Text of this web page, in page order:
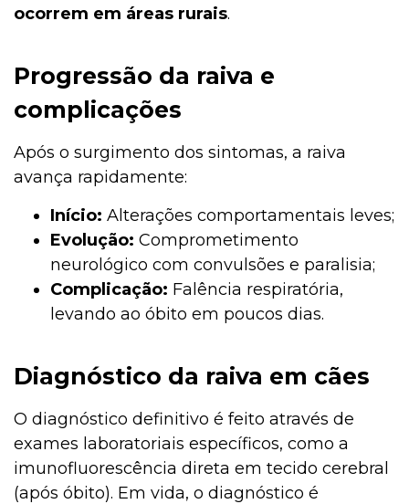
ocorrem em áreas rurais.
Progressão da raiva e
complicações
Após o surgimento dos sintomas, a raiva
avança rapidamente:
Início: Alterações comportamentais leves;
Evolução: Comprometimento
neurológico com convulsões e paralisia;
Complicação: Falência respiratória,
levando ao óbito em poucos dias.
Diagnóstico da raiva em cães
O diagnóstico definitivo é feito através de
exames laboratoriais específicos, como a
imunofluorescência direta em tecido cerebral
(após óbito). Em vida, o diagnóstico é